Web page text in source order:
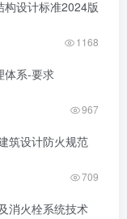
设计标准2024版
1168
体系-要求
967
筑设计防火规范
709
消火栓系统技术